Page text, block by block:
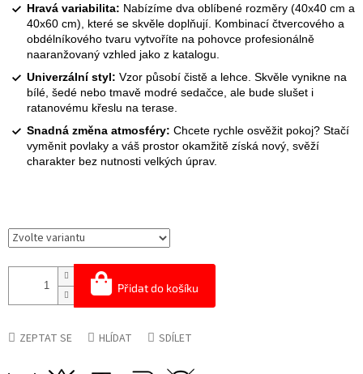
Přidat do košíku
Hravá variabilita: Nabízíme dva oblíbené rozměry (40x40 cm a
40x60 cm), které se skvěle doplňují. Kombinací čtvercového a
obdélníkového tvaru vytvoříte na pohovce profesionálně
naaranžovaný vzhled jako z katalogu.
Univerzální styl: Vzor působí čistě a lehce. Skvěle vynikne na
bílé, šedé nebo tmavě modré sedačce, ale bude slušet i
ratanovému křeslu na terase.
Snadná změna atmosféry: Chcete rychle osvěžit pokoj? Stačí
vyměnit povlaky a váš prostor okamžitě získá nový, svěží
charakter bez nutnosti velkých úprav.
ZEPTAT SE HLÍDAT SDÍLET